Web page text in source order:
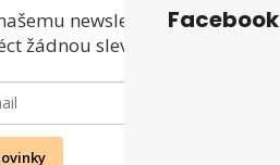
newsletteru a
žádnou slevu ani akci!
Facebook